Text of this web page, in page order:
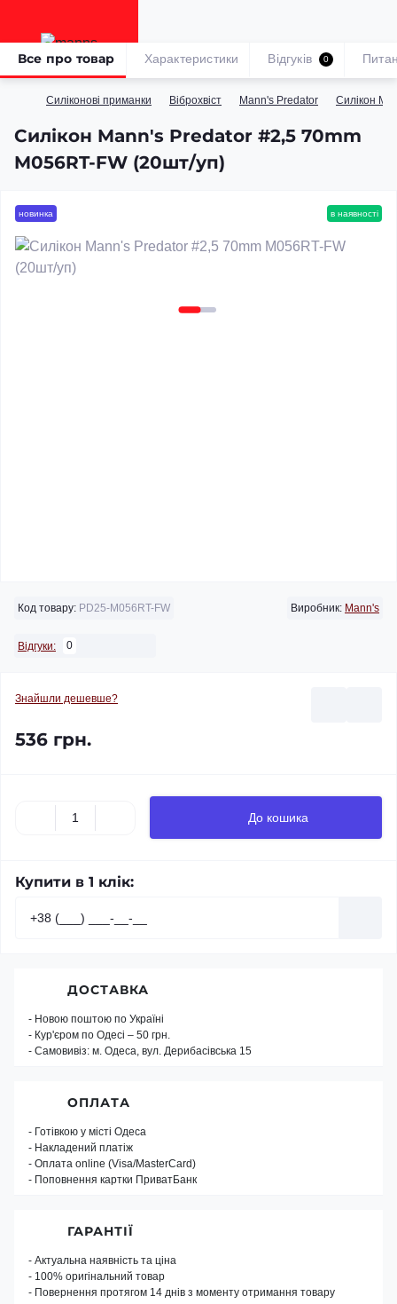
Силіконові приманки Віброхвіст Mann's Predator Силікон­
Силікон Mann's Predator #2,5 70mm
M056RT-FW (20шт/уп)
Все про товар Характеристики Відгуків 0
новинка в наявності
Код товару: PD25-M056RT-FW Виробник: Mann's
Відгуки: 0
Знайшли дешевше?
536 грн.
До кошика
Купити в 1 клік:
ДОСТАВКА
- Новою поштою по Україні
- Кур'єром по Одесі – 50 грн.
- Самовивіз: м. Одеса, вул. Дерибасівська 15
ОПЛАТА
- Готівкою у місті Одеса
- Накладений платіж
- Оплата online (Visa/MasterCard)
- Поповнення картки ПриватБанк
ГАРАНТІЇ
- Актуальна наявність та ціна
- 100% оригінальний товар
- Повернення протягом 14 днів з моменту отримання товару